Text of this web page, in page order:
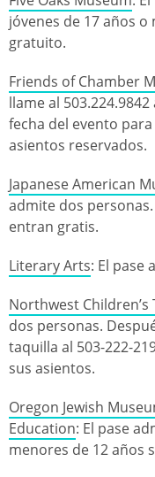
jóvenes de 17 años
gratuito.
Friends of Chamber
llame al
fecha del evento
asientos reservados.
Japanese American
admite dos
entran gratis.
Literary Arts: El pase
Northwest
dos personas.
taquilla al 503-222-
sus asientos.
Oregon Jewish
Education: El pase
menores de 12 años